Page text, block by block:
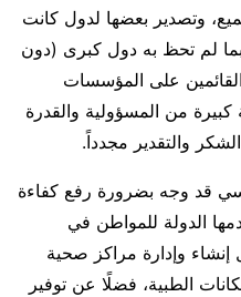
وتصدير بعضها لدول كانت
لم تحظ به دول كبرى (دون
على المؤسسات
من المسؤولية والقدرة
والتقدير مجدداً.
قد وجه بضرورة رفع كفاءة
الدولة للمواطن في
إنشاء وإدارة مراكز صحية
الطبية، فضلًا عن توفير